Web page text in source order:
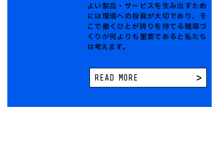
よい製品・サービスを生み出すため
には環境への投資が大切であり、そ
こで働くひとが誇りを持てる職場づ
くりが何よりも重要であると私たち
は考えます。
READ MORE